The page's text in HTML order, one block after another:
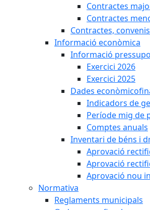
Contractes
Contractes
Contractes,
Informació econòmica
Informació
Exercici 2026
Exercici 2025
Dades
Indicadors de
Període mig de
Comptes anuals
Inventari de béns i
Aprovació
Aprovació
Aprovació nou
Normativa
Reglaments municipals